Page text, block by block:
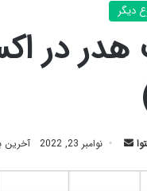
دیگر
در
ارسال نوامبر 23, 2022 آخرین به